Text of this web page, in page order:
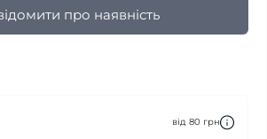
про наявність
від 80 грн